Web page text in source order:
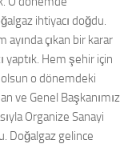
ihtiyacı doğdu.
ayında çıkan bir karar
yaptık. Hem şehir için
o dönemdeki
ve Genel Başkanımız
Organize Sanayi
Doğalgaz gelince